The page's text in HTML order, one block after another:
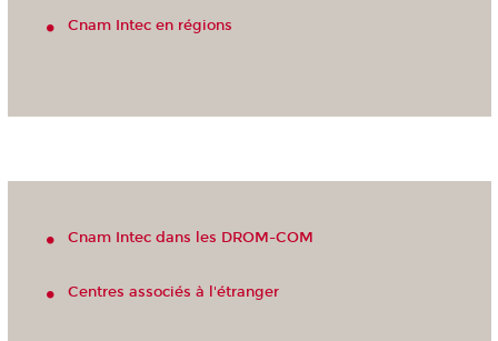
Cnam Intec en régions
Cnam Intec dans les DROM-COM
Centres associés à l'étranger